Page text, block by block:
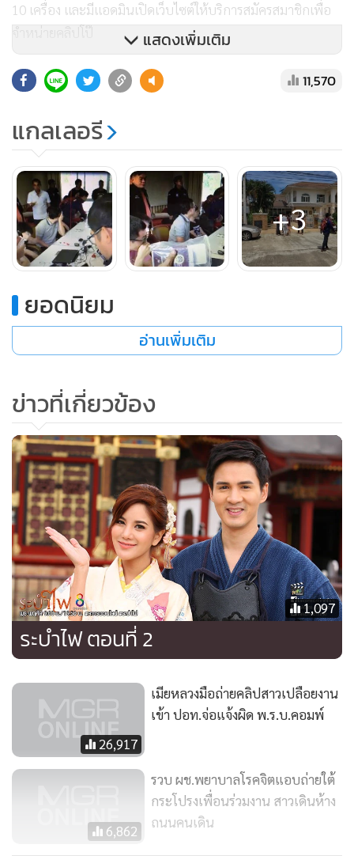
10 เครื่อง และมีแอดมินเปิดเว็บไซต์ให้บริการสมัครสมาชิกเพื่อ
จากการตรวจสอบข้อมูลในเครื่องคอมพิวเตอร์พบคลิปโป๊ และ
คลิปลามกอนาจารที่แอบถ่ายคนดังในประเทศจีนเป็นจำนวน
มาก และกลุ่มผู้ต้องหากำลังอัปโหลดขึ้นเว็บไซต์ภาษาจีนเพื่อให้
ลูกค้าใช้บัตรเครดิตซื้อดู
เจ้าหน้าที่ตำรวจจึงตรวจยึดเครื่องคอมพิวเตอร์ และเอกสารภาษา
จีนอีกจำนวนมากเอาไว้ทั้งหมด ก่อนนำตัวผู้ต้องหาไปสอบสวน
เชี่ยวชาญมาร่วมตรวจสอบเครื่องคอมพิวเตอร์เพื่อดำเนินคดีต่อ
ไป
แสดงเพิ่มเติม
11,570
แกลเลอรี
+3
ยอดนิยม
อ่านเพิ่มเติม
ข่าวที่เกี่ยวข้อง
1,097
ระบำไฟ ตอนที่ 2
26,917
เมียหลวงมือถ่ายคลิปสาวเปลือยงาน
เข้า ปอท.จ่อแจ้งผิด พ.ร.บ.คอมพ์
6,862
รวบ ผช.พยาบาลโรคจิตแอบถ่ายใต้
กระโปรงเพื่อนร่วมงาน สาวเดินห้าง
ถนนคนเดิน